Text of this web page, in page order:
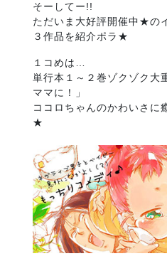
そーしてー!!
ただいま大好評開催中★の
３作品を紹介ポラ★
１コめは…
単行本１～２巻ゾクゾク大
ママに！」
ココロちゃんのかわいさに
★